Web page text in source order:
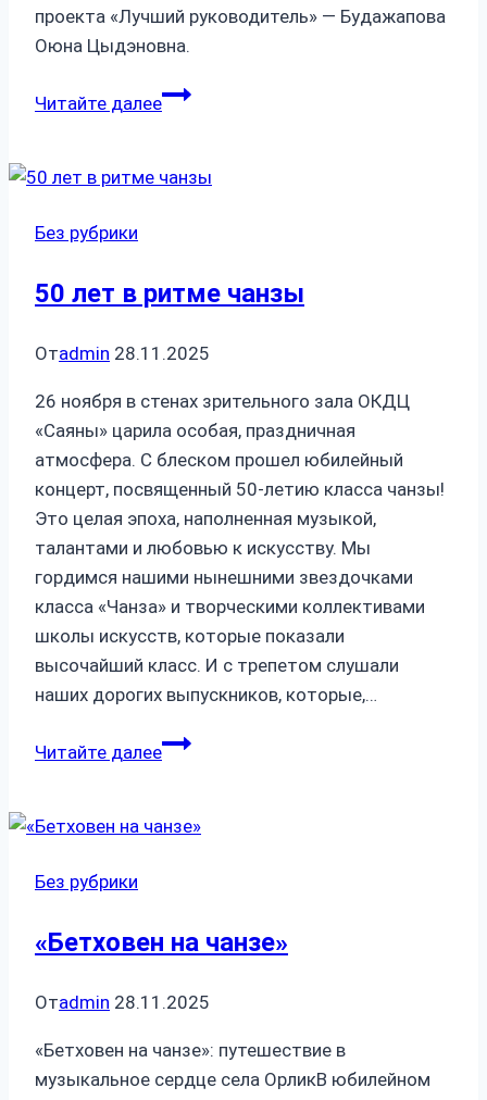
проекта «Лучший руководитель» — Будажапова
Оюна Цыдэновна.
Читайте далееПодготовка
му
конкурсу
ДАНГИНА
2025»
Без рубрики
50 лет в ритме чанзы
Отadmin 28.11.2025
26 ноября в стенах зрительного зала ОКДЦ
«Саяны» царила особая, праздничная
атмосфера. С блеском прошел юбилейный
концерт, посвященный 50-летию класса чанзы!
Это целая эпоха, наполненная музыкой,
талантами и любовью к искусству. Мы
гордимся нашими нынешними звездочками
класса «Чанза» и творческими коллективами
школы искусств, которые показали
высочайший класс. И с трепетом слушали
наших дорогих выпускников, которые,…
Читайте далее50
ритме
Без рубрики
«Бетховен на чанзе»
Отadmin 28.11.2025
«Бетховен на чанзе»: путешествие в
музыкальное сердце села ОрликВ юбилейном